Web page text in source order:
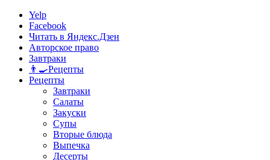
Yelp
Facebook
Читать в Яндекс.Дзен
Авторское право
Завтраки
👨‍🍳Рецепты
Рецепты
Завтраки
Салаты
Закуски
Супы
Вторые блюда
Выпечка
Десерты